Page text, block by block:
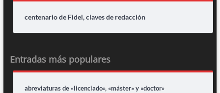
centenario de Fidel, claves de redacción
Entradas más populares
abreviaturas de «licenciado», «máster» y «doctor»